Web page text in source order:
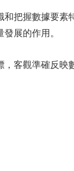
把握數據要素
展的作用。
客觀準確反映